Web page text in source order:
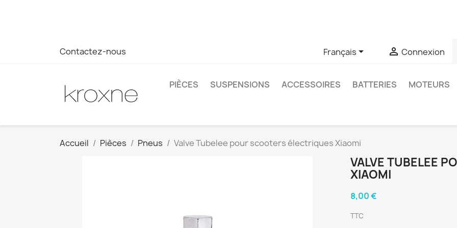
Contactez-nous Français  Connexion
PIÈCES SUSPENSIONS ACCESSOIRES BATTERIES MOTEURS
Accueil Pièces Pneus Valve Tubelee pour scooters électriques Xiaomi
VALVE TUBELEE
XIAOMI
8,00 €
TTC